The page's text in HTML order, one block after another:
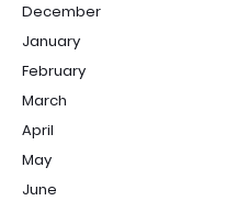
December
January
February
March
April
May
June